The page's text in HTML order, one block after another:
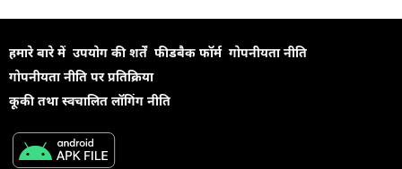
हमारे बारे में उपयोग की शर्तें फीडबैक फॉर्म गोपनीयता नीति
गोपनीयता नीति पर प्रतिक्रिया
कूकी तथा स्वचालित लॉगिंग नीति